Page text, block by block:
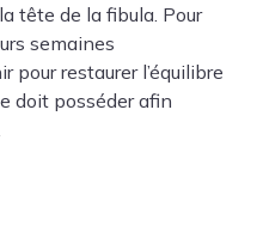
tête de la fibula. Pour
semaines
pour restaurer l’équilibre
doit posséder afin